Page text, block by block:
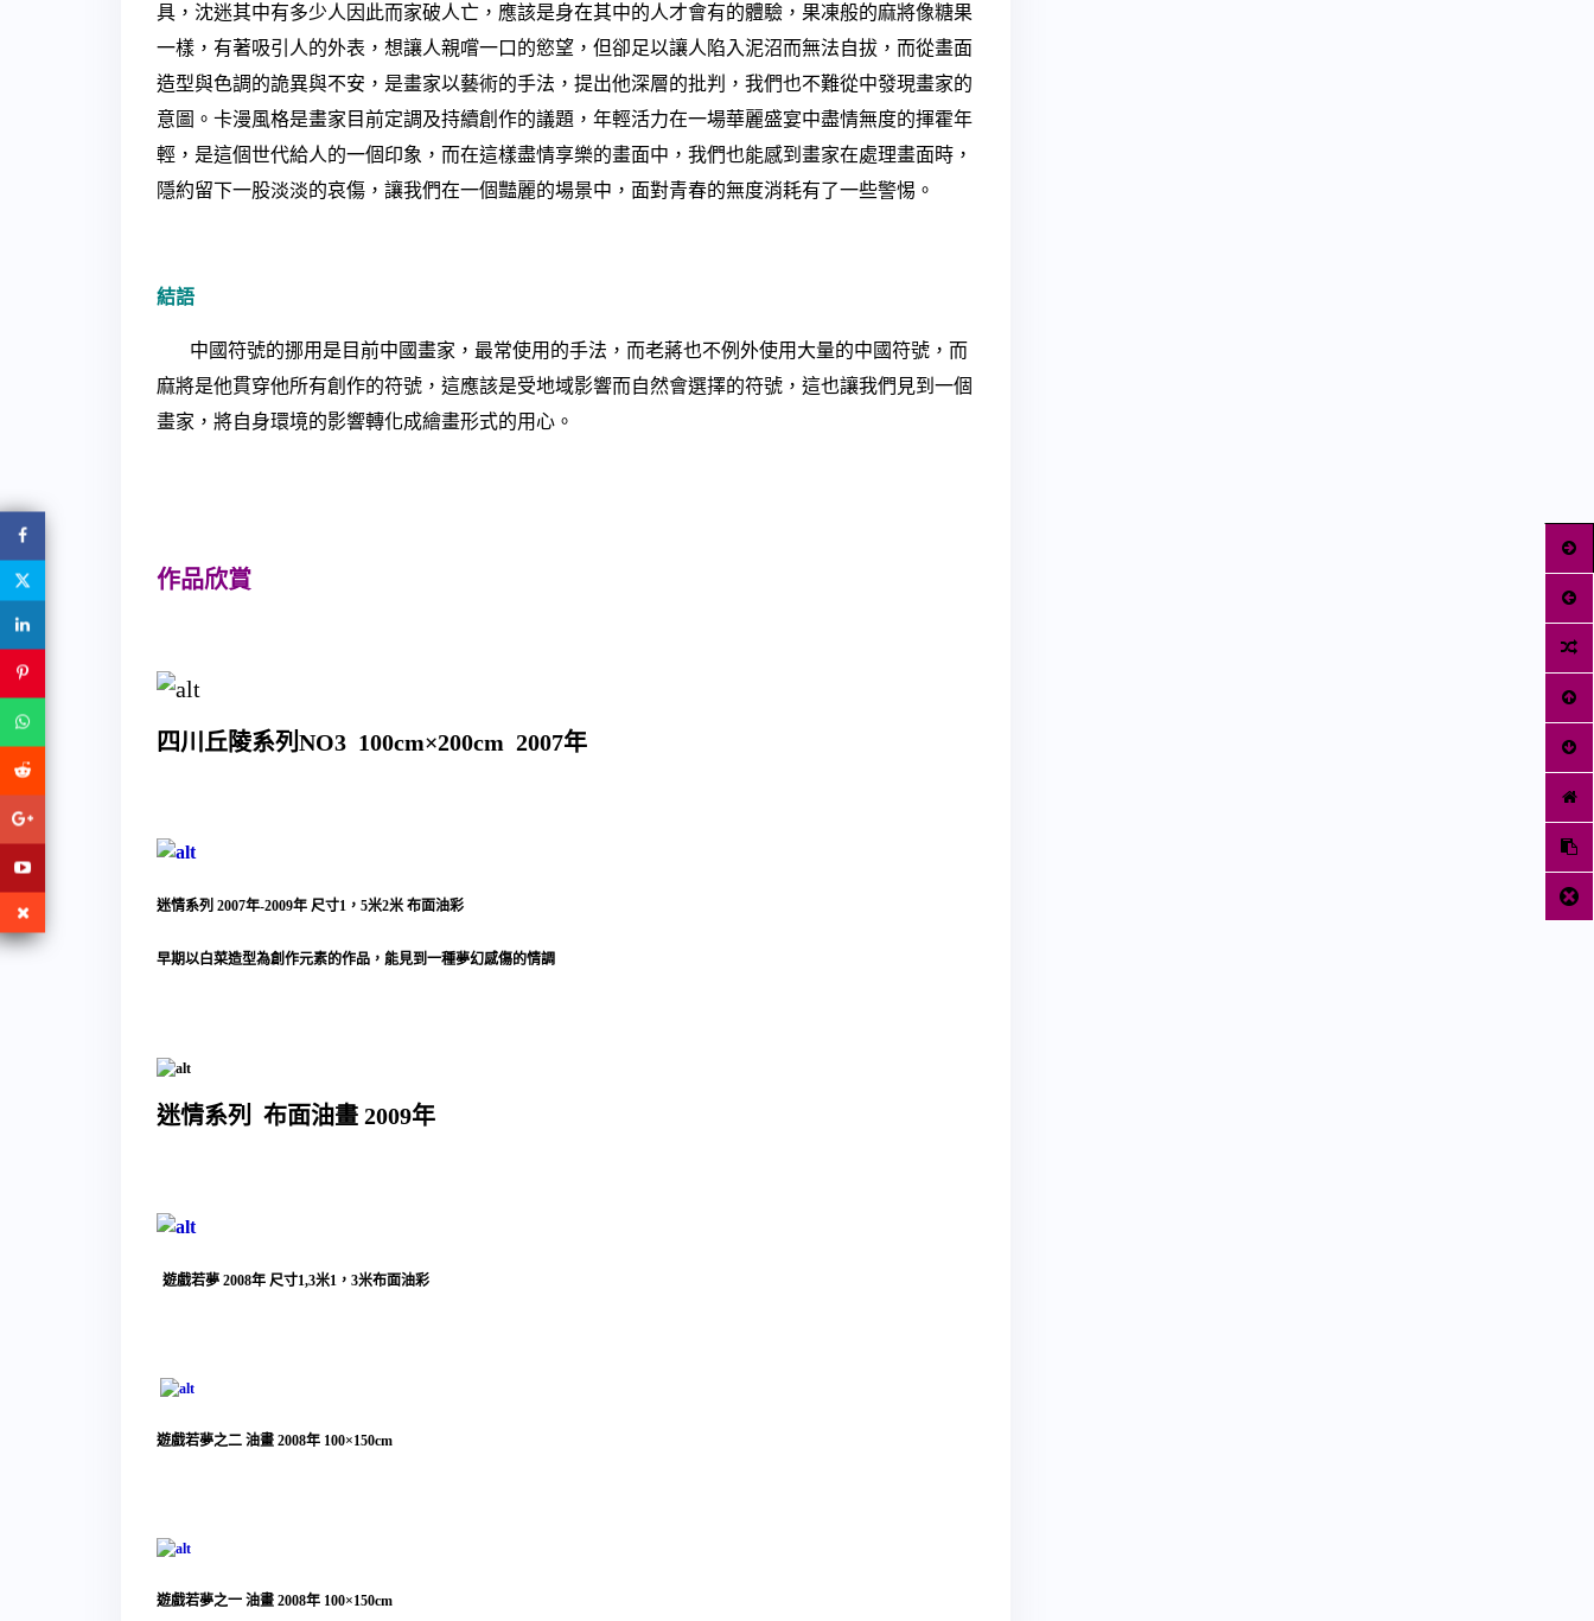
具，沈迷其中有多少人因此而家破人亡，應該是身在其中的人才會有的體驗，果凍般的麻將像糖果
一樣，有著吸引人的外表，想讓人親嚐一口的慾望，但卻足以讓人陷入泥沼而無法自拔，而從畫面
造型與色調的詭異與不安，是畫家以藝術的手法，提出他深層的批判，我們也不難從中發現畫家的
意圖。卡漫風格是畫家目前定調及持續創作的議題，年輕活力在一場華麗盛宴中盡情無度的揮霍年
輕，是這個世代給人的一個印象，而在這樣盡情享樂的畫面中，我們也能感到畫家在處理畫面時，
隱約留下一股淡淡的哀傷，讓我們在一個豔麗的場景中，面對青春的無度消耗有了一些警惕。
結語
中國符號的挪用是目前中國畫家，最常使用的手法，而老蔣也不例外使用大量的中國符號，而
麻將是他貫穿他所有創作的符號，這應該是受地域影響而自然會選擇的符號，這也讓我們見到一個
畫家，將自身環境的影響轉化成繪畫形式的用心。
作品欣賞
四川丘陵系列NO3 100cm×200cm 2007年
迷情系列 2007年-2009年 尺寸1，5米2米 布面油彩
早期以白菜造型為創作元素的作品，能見到一種夢幻感傷的情調
迷情系列 布面油畫 2009年
遊戲若夢 2008年 尺寸1,3米1，3米布面油彩
遊戲若夢之二 油畫 2008年 100×150cm
遊戲若夢之一 油畫 2008年 100×150cm